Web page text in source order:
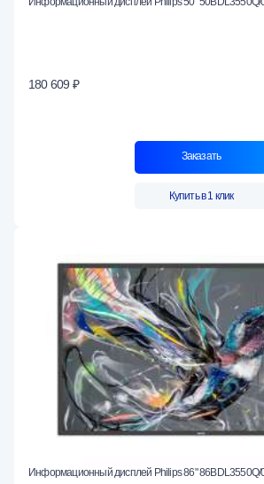
180 609 ₽
Заказать
Купить в 1 клик
Информационный дисплей Philips 86" 86BDL3550Q/